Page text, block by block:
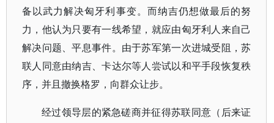
备以武力解决匈牙利事变。而纳吉仍想做最后的努
力，他认为只要有一线希望，就应由匈牙利人来自己
解决问题、平息事件。由于苏军第一次进城受阻，苏
联人同意由纳吉、卡达尔等人尝试以和平手段恢复秩
序，并且撤换格罗，向群众让步。
经过领导层的紧急磋商并征得苏联同意（后来证